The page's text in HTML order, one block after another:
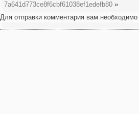
7a641d773ce8f6cbf61038ef1edefb80 »
Для отправки комментария вам необходимо